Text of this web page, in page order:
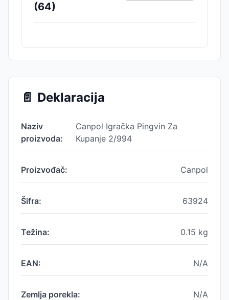
(64)
📄 Deklaracija
Naziv
proizvoda:
Canpol Igračka Pingvin Za
Kupanje 2/994
Proizvođač: Canpol
Šifra: 63924
Težina: 0.15 kg
EAN: N/A
Zemlja porekla: N/A